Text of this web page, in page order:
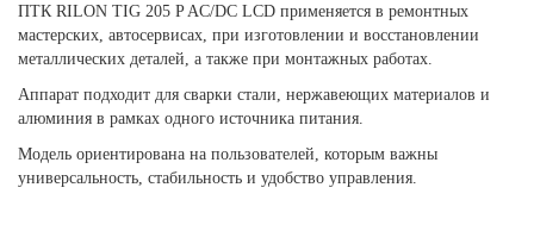
ПТК RILON TIG 205 P AC/DC LCD применяется в ремонтных
мастерских, автосервисах, при изготовлении и восстановлении
металлических деталей, а также при монтажных работах.
Аппарат подходит для сварки стали, нержавеющих материалов и
алюминия в рамках одного источника питания.
Модель ориентирована на пользователей, которым важны
универсальность, стабильность и удобство управления.